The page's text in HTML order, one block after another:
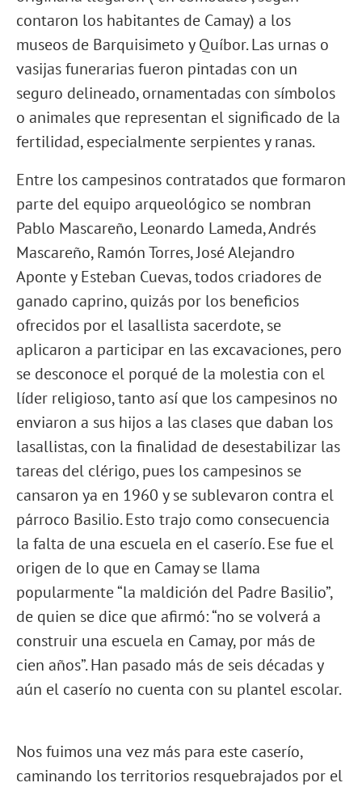
contaron los habitantes de Camay) a los
museos de Barquisimeto y Quíbor. Las urnas o
vasijas funerarias fueron pintadas con un
seguro delineado, ornamentadas con símbolos
o animales que representan el significado de la
fertilidad, especialmente serpientes y ranas.
Entre los campesinos contratados que formaron
parte del equipo arqueológico se nombran
Pablo Mascareño, Leonardo Lameda, Andrés
Mascareño, Ramón Torres, José Alejandro
Aponte y Esteban Cuevas, todos criadores de
ganado caprino, quizás por los beneficios
ofrecidos por el lasallista sacerdote, se
aplicaron a participar en las excavaciones, pero
se desconoce el porqué de la molestia con el
líder religioso, tanto así que los campesinos no
enviaron a sus hijos a las clases que daban los
lasallistas, con la finalidad de desestabilizar las
tareas del clérigo, pues los campesinos se
cansaron ya en 1960 y se sublevaron contra el
párroco Basilio. Esto trajo como consecuencia
la falta de una escuela en el caserío. Ese fue el
origen de lo que en Camay se llama
popularmente “la maldición del Padre Basilio”,
de quien se dice que afirmó: “no se volverá a
construir una escuela en Camay, por más de
cien años”. Han pasado más de seis décadas y
aún el caserío no cuenta con su plantel escolar.
Nos fuimos una vez más para este caserío,
caminando los territorios resquebrajados por el